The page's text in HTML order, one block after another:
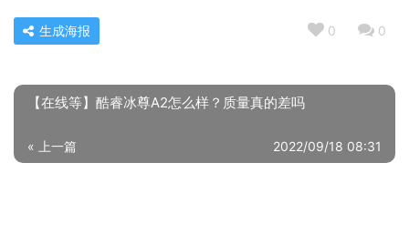
0 0
生成海报
【在线等】酷睿冰尊A2怎么样？质量真的差吗
« 上一篇 2022/09/18 08:31